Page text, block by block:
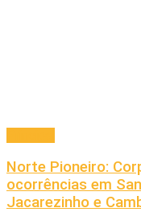
Norte Pioneiro:
ocorrências em
Jacarezinho e